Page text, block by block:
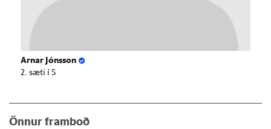
Arnar Jónsson
2. sæti í S
Önnur framboð